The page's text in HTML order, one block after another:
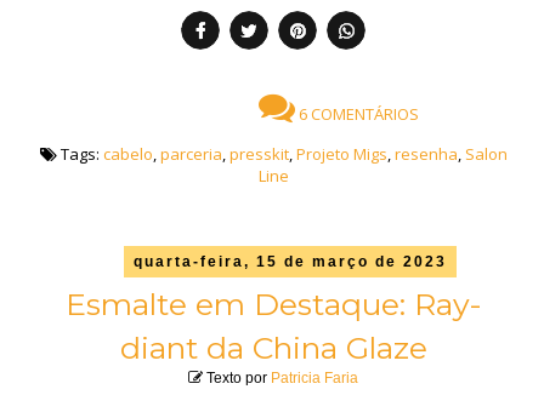
6 COMENTÁRIOS
Tags: cabelo,parceria,presskit,Projeto Migs,resenha, Salon
Line
quarta-feira, 15 de março de 2023
Esmalte em Destaque: Ray-
diant da China Glaze
Texto por Patricia Faria